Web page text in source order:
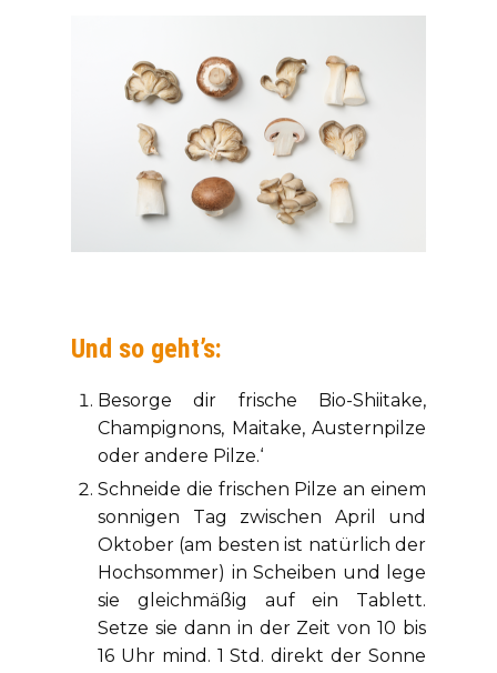
Und so geht’s:
Besorge dir frische Bio-Shiitake,
Champignons, Maitake, Austernpilze
oder andere Pilze.‘
Schneide die frischen Pilze an einem
sonnigen Tag zwischen April und
Oktober (am besten ist natürlich der
Hochsommer) in Scheiben und lege
sie gleichmäßig auf ein Tablett.
Setze sie dann in der Zeit von 10 bis
16 Uhr mind. 1 Std. direkt der Sonne